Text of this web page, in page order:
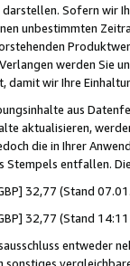
Sofern wir
unbestimmten
werden Sie
wir Ihre
aus
aktualisieren,
die in Ihrer
entfallen.
32,77 (Stand
32,77 (Stand
entweder